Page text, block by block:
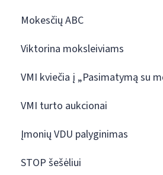
Mokesčių ABC
Viktorina moksleiviams
VMI kviečia į „Pasimatymą su
VMI turto aukcionai
Įmonių VDU palyginimas
STOP šešėliui